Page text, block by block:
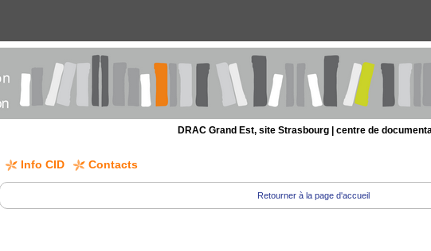
DRAC Grand Est, site Strasbourg | centre de
Info CID Contacts
Retourner à la page d'accueil